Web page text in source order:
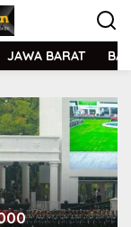
JAWA BARAT